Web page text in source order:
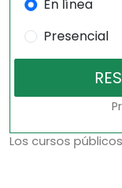
En línea
Presencial
Los cursos